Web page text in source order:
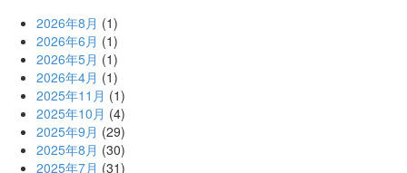
2026年8月 (1)
2026年6月 (1)
2026年5月 (1)
2026年4月 (1)
2025年11月 (1)
2025年10月 (4)
2025年9月 (29)
2025年8月 (30)
2025年7月 (31)